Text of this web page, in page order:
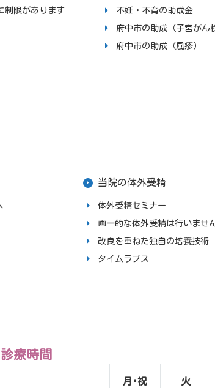
制限があります 不妊・不育の助成金
府中市の助成（子宮がん
府中市の助成（風疹）
当院の体外受精
体外受精セミナー
画一的な体外受精は行いませ
改良を重ねた独自の培養技術
タイムラプス
診療時間
月･祝 火